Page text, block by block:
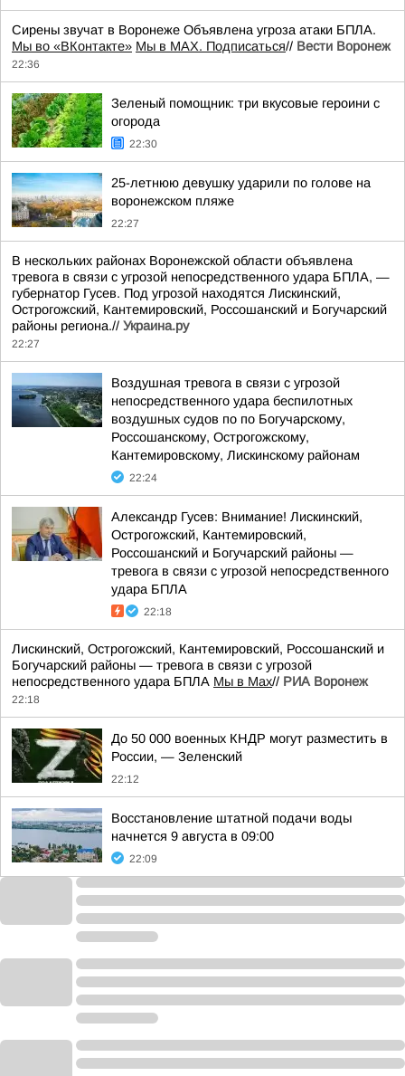
Сирены звучат в Воронеже Объявлена угроза атаки БПЛА.
Мы во «ВКонтакте» Мы в MAX. Подписаться// Вести Воронеж
22:36
Зеленый помощник: три вкусовые героини с
огорода
22:30
25-летнюю девушку ударили по голове на
воронежском пляже
22:27
В нескольких районах Воронежской области объявлена
тревога в связи с угрозой непосредственного удара БПЛА, —
губернатор Гусев. Под угрозой находятся Лискинский,
Острогожский, Кантемировский, Россошанский и Богучарский
районы региона.// Украина.ру
22:27
Воздушная тревога в связи с угрозой
непосредственного удара беспилотных
воздушных судов по по Богучарскому,
Россошанскому, Острогожскому,
Кантемировскому, Лискинскому районам
22:24
Александр Гусев: Внимание! Лискинский,
Острогожский, Кантемировский,
Россошанский и Богучарский районы —
тревога в связи с угрозой непосредственного
удара БПЛА
22:18
Лискинский, Острогожский, Кантемировский, Россошанский и
Богучарский районы — тревога в связи с угрозой
непосредственного удара БПЛА Мы в Мах// РИА Воронеж
22:18
До 50 000 военных КНДР могут разместить в
России, — Зеленский
22:12
Восстановление штатной подачи воды
начнется 9 августа в 09:00
22:09